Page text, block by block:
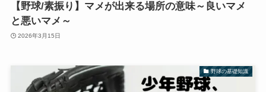
【野球/素振り】マメが出来る場所の意味～良いマメ
と悪いマメ～
2026年3月15日
野球の基礎知識